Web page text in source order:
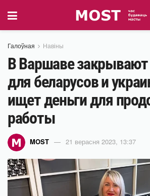
Галоўная Навіны
В Варшаве
для беларусов и
ищет деньги для
работы
MOST 21 верасня 2023, 13:37